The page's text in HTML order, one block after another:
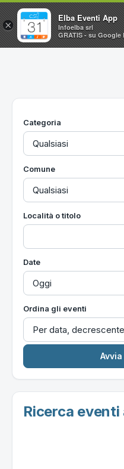
Home
Utilità
Categoria
Comune
Località o titolo
Date
Ordina gli eventi
Ricerca
×
Elba Eventi App
Infoelba srl
GRATIS - su Google